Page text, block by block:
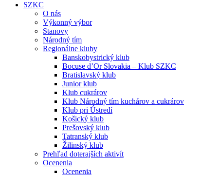
SZKC
O nás
Výkonný výbor
Stanovy
Národný tím
Regionálne kluby
Banskobystrický klub
Bocuse d’Or Slovakia – Klub SZKC
Bratislavský klub
Junior klub
Klub cukrárov
Klub Národný tím kuchárov a cukrárov
Klub pri Ústredí
Košický klub
Prešovský klub
Tatranský klub
Žilinský klub
Prehľad doterajších aktivít
Ocenenia
Ocenenia